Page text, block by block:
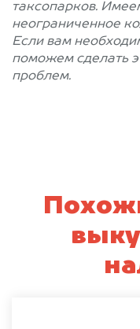
таксопарков.
неограниченное
Если вам
поможем сделать
проблем.